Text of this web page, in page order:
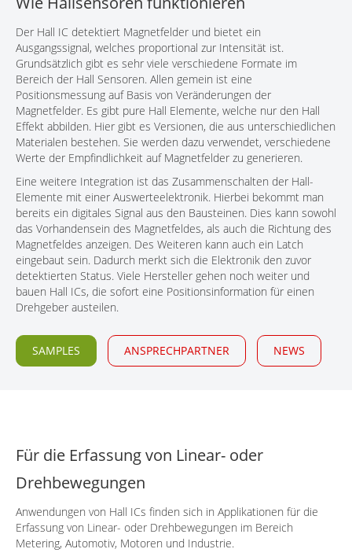
Der Hall IC detektiert Magnetfelder und bietet ein
Ausgangssignal, welches proportional zur Intensität ist.
Grundsätzlich gibt es sehr viele verschiedene Formate im
Bereich der Hall Sensoren. Allen gemein ist eine
Positionsmessung auf Basis von Veränderungen der
Magnetfelder. Es gibt pure Hall Elemente, welche nur den Hall
Effekt abbilden. Hier gibt es Versionen, die aus unterschiedlichen
Materialen bestehen. Sie werden dazu verwendet, verschiedene
Werte der Empfindlichkeit auf Magnetfelder zu generieren.
Eine weitere Integration ist das Zusammenschalten der Hall-
Elemente mit einer Auswerteelektronik. Hierbei bekommt man
bereits ein digitales Signal aus den Bausteinen. Dies kann sowohl
das Vorhandensein des Magnetfeldes, als auch die Richtung des
Magnetfeldes anzeigen. Des Weiteren kann auch ein Latch
eingebaut sein. Dadurch merkt sich die Elektronik den zuvor
detektierten Status. Viele Hersteller gehen noch weiter und
bauen Hall ICs, die sofort eine Positionsinformation für einen
Drehgeber austeilen.
SAMPLES ANSPRECHPARTNER NEWS
Für die Erfassung von Linear- oder
Drehbewegungen
Anwendungen von Hall ICs finden sich in Applikationen für die
Erfassung von Linear- oder Drehbewegungen im Bereich
Metering, Automotiv, Motoren und Industrie.